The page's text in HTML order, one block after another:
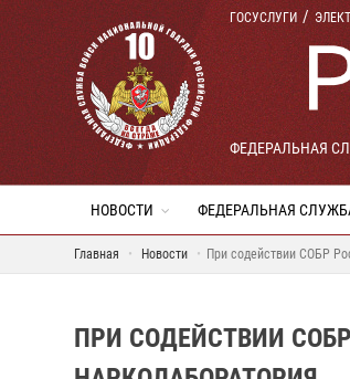
ГОСУСЛУГИ
ФЕДЕРАЛЬНАЯ
НОВОСТИ ФЕДЕРАЛЬНАЯ
Главная Новости При содействии СОБР
ПРИ СОДЕЙСТВИИ